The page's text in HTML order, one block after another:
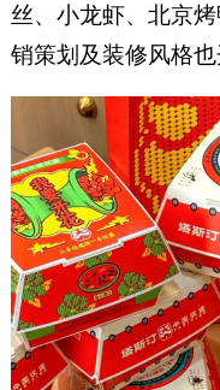
丝、小龙虾、北京
销策划及装修风格也